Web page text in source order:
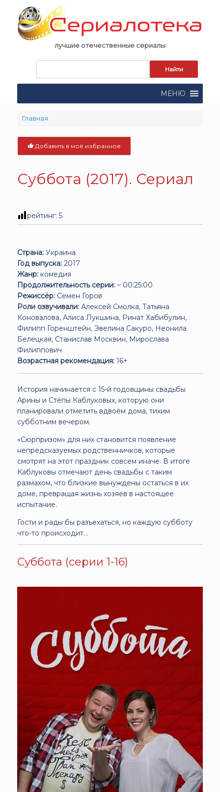
content
лучшие отечественные сериалы
поиска:
МЕНЮ
Главная
Добавить в моё избранное
Суббота (2017). Сериал
рейтинг: 5
Страна: Украина
Год выпуска: 2017
Жанр: комедия
Продолжительность серии: ~ 00:25:00
Режиссёр: Семен Горов
Роли озвучивали: Алексей Смолка, Татьяна
Коновалова, Алиса Лукшина, Ринат Хабибулин,
Филипп Горенштейн, Эвелина Сакуро, Неонила
Белецкая, Станислав Москвин, Мирослава
Филиппович
Возрастная рекомендация: 16+
История начинается с 15-й годовщины свадьбы
Арины и Стёпы Каблуковых, которую они
планировали отметить вдвоём дома, тихим
субботним вечером.
«Сюрпризом» для них становится появление
непредсказуемых родственничков, которые
смотрят на этот праздник совсем иначе. В итоге
Каблуковы отмечают день свадьбы с таким
размахом, что близкие вынуждены остаться в их
доме, превращая жизнь хозяев в настоящее
испытание.
Гости и рады бы разъехаться, но каждую субботу
что-то происходит…
Суббота (серии 1-16)